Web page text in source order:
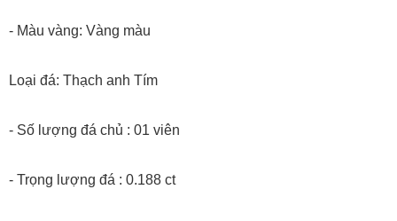
- Màu vàng: Vàng màu
Loại đá: Thạch anh Tím
- Số lượng đá chủ : 01 viên
- Trọng lượng đá : 0.188 ct